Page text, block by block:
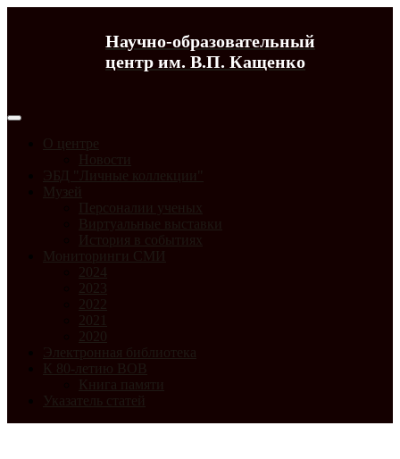
Научно-образовательный
центр им. В.П. Кащенко
О центре
Новости
ЭБД "Личные коллекции"
Музей
Персоналии ученых
Виртуальные выставки
История в событиях
Мониторинги СМИ
2024
2023
2022
2021
2020
Электронная библиотека
К 80-летию ВОВ
Книга памяти
Указатель статей